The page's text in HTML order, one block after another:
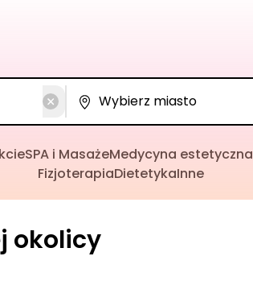
SPA i MasażeMedycyna estetyczna
FizjoterapiaDietetykaInne
okolicy